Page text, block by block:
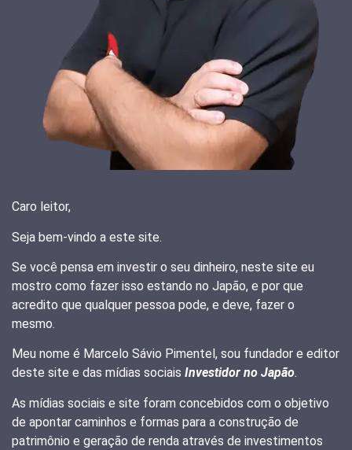
Caro leitor,
Seja bem-vindo a este site.
Se você pensa em investir o seu dinheiro, neste site eu
mostro como fazer isso estando no Japão, e por que
acredito que qualquer pessoa pode, e deve, fazer o
mesmo.
Meu nome é Marcelo Sávio Pimentel, sou fundador e editor
deste site e das mídias sociais Investidor no Japão.
As mídias sociais e site foram concebidos com o objetivo
de apontar caminhos e formas para a construção de
patrimônio e geração de renda através de investimentos